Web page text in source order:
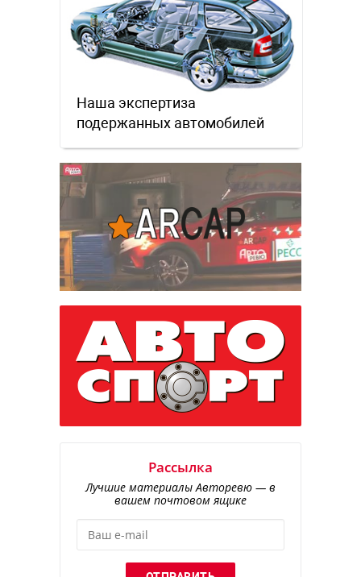
Наша экспертиза
подержанных автомобилей
Рассылка
Лучшие материалы Авторевю — в
вашем почтовом ящике